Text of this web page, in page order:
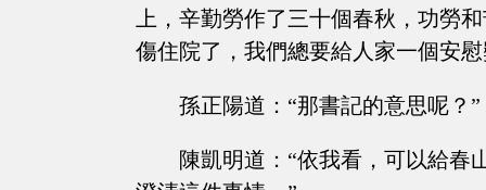
上，辛勤勞作了三十個春秋，功勞
傷住院了，我們總要給人家一個安
孫正陽道：“那書記的意思呢？”
陳凱明道：“依我看，可以給春